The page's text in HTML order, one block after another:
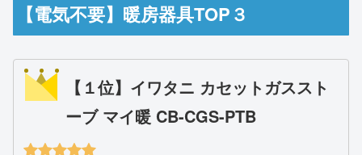
【電気不要】暖房器具TOP３
【１位】イワタニ カセットガススト
ーブ マイ暖 CB-CGS-PTB